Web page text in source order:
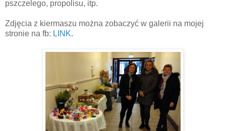
pszczelego, propolisu, itp.
Zdjęcia z kiermaszu można zobaczyć w galerii na mojej
stronie na fb: LINK.